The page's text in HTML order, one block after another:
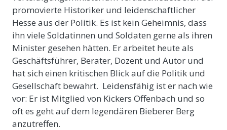
promovierte Historiker und leidenschaftlicher
Hesse aus der Politik. Es ist kein Geheimnis, dass
ihn viele Soldatinnen und Soldaten gerne als ihren
Minister gesehen hätten. Er arbeitet heute als
Geschäftsführer, Berater, Dozent und Autor und
hat sich einen kritischen Blick auf die Politik und
Gesellschaft bewahrt. Leidensfähig ist er nach wie
vor: Er ist Mitglied von Kickers Offenbach und so
oft es geht auf dem legendären Bieberer Berg
anzutreffen.